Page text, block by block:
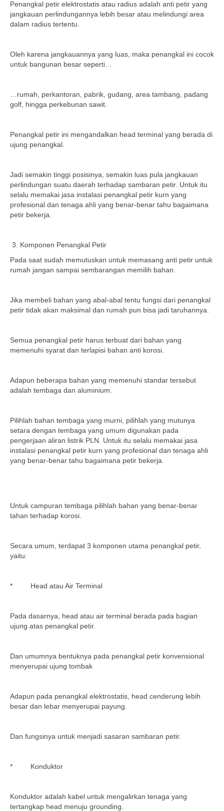
Penangkal petir elektrostatis atau radius adalah anti petir yang
jangkauan perlindungannya lebih besar atau melindungi area
dalam radius tertentu.
Oleh karena jangkauannya yang luas, maka penangkal ini cocok
untuk bangunan besar seperti…
…rumah, perkantoran, pabrik, gudang, area tambang, padang
golf, hingga perkebunan sawit.
Penangkal petir ini mengandalkan head terminal yang berada di
ujung penangkal.
Jadi semakin tinggi posisinya, semakin luas pula jangkauan
perlindungan suatu daerah terhadap sambaran petir. Untuk itu
selalu memakai jasa instalasi penangkal petir kurn yang
profesional dan tenaga ahli yang benar-benar tahu bagaimana
petir bekerja.
Komponen Penangkal Petir
Pada saat sudah memutuskan untuk memasang anti petir untuk
rumah jangan sampai sembarangan memilih bahan.
Jika membeli bahan yang abal-abal tentu fungsi dari penangkal
petir tidak akan maksimal dan rumah pun bisa jadi taruhannya.
Semua penangkal petir harus terbuat dari bahan yang
memenuhi syarat dan terlapisi bahan anti korosi.
Adapun beberapa bahan yang memenuhi standar tersebut
adalah tembaga dan aluminium.
Pilihlah bahan tembaga yang murni, pilihlah yang mutunya
setara dengan tembaga yang umum digunakan pada
pengerjaan aliran listrik PLN. Untuk itu selalu memakai jasa
instalasi penangkal petir kurn yang profesional dan tenaga ahli
yang benar-benar tahu bagaimana petir bekerja.
Untuk campuran tembaga pilihlah bahan yang benar-benar
tahan terhadap korosi.
Secara umum, terdapat 3 komponen utama penangkal petir,
yaitu:
* Head atau Air Terminal
Pada dasarnya, head atau air terminal berada pada bagian
ujung atas penangkal petir.
Dan umumnya bentuknya pada penangkal petir konvensional
menyerupai ujung tombak
Adapun pada penangkal elektrostatis, head cenderung lebih
besar dan lebar menyerupai payung.
Dan fungsinya untuk menjadi sasaran sambaran petir.
* Konduktor
Konduktor adalah kabel untuk mengalirkan tenaga yang
tertangkap head menuju grounding.